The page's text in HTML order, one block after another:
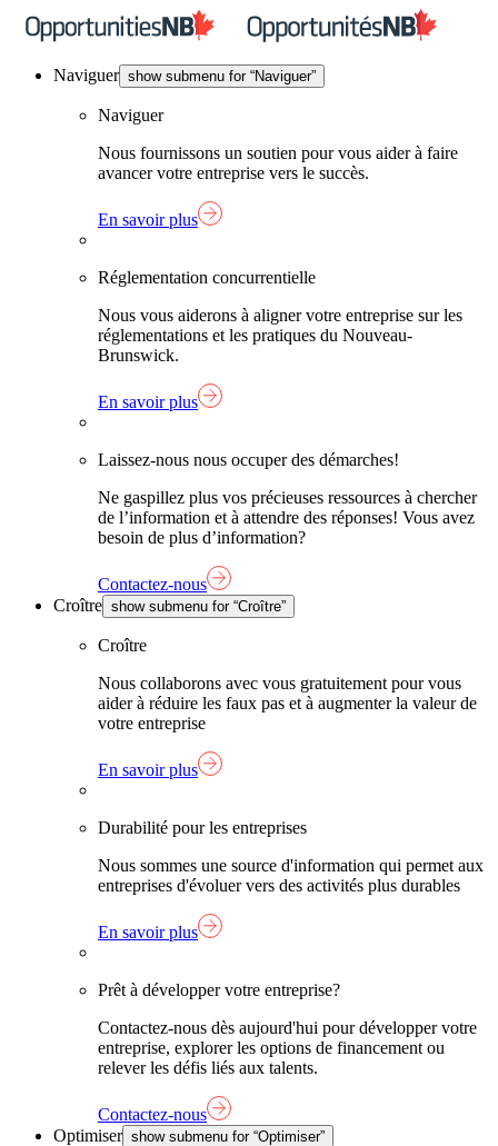
Skip
Naviguer show submenu for “Naviguer”
Naviguer
Nous fournissons un soutien pour vous aider à faire
avancer votre entreprise vers le succès.
En savoir plus
Réglementation concurrentielle
Nous vous aiderons à aligner votre entreprise sur les
réglementations et les pratiques du Nouveau-
Brunswick.
En savoir plus
Laissez-nous nous occuper des démarches!
Ne gaspillez plus vos précieuses ressources à chercher
de l’information et à attendre des réponses! Vous avez
besoin de plus d’information?
Contactez-nous
Croître show submenu for “Croître”
Croître
Nous collaborons avec vous gratuitement pour vous
aider à réduire les faux pas et à augmenter la valeur de
votre entreprise
En savoir plus
Durabilité pour les entreprises
Nous sommes une source d'information qui permet aux
entreprises d'évoluer vers des activités plus durables
En savoir plus
Prêt à développer votre entreprise?
Contactez-nous dès aujourd'hui pour développer votre
entreprise, explorer les options de financement ou
relever les défis liés aux talents.
Contactez-nous
Optimiser show submenu for “Optimiser”